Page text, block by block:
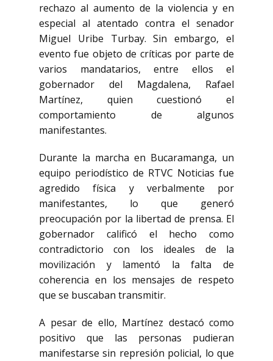
rechazo al aumento de la violencia y en
especial al atentado contra el senador
Miguel Uribe Turbay. Sin embargo, el
evento fue objeto de críticas por parte de
varios mandatarios, entre ellos el
gobernador del Magdalena, Rafael
Martínez, quien cuestionó el
comportamiento de algunos
manifestantes.
Durante la marcha en Bucaramanga, un
equipo periodístico de RTVC Noticias fue
agredido física y verbalmente por
manifestantes, lo que generó
preocupación por la libertad de prensa. El
gobernador calificó el hecho como
contradictorio con los ideales de la
movilización y lamentó la falta de
coherencia en los mensajes de respeto
que se buscaban transmitir.
A pesar de ello, Martínez destacó como
positivo que las personas pudieran
manifestarse sin represión policial, lo que